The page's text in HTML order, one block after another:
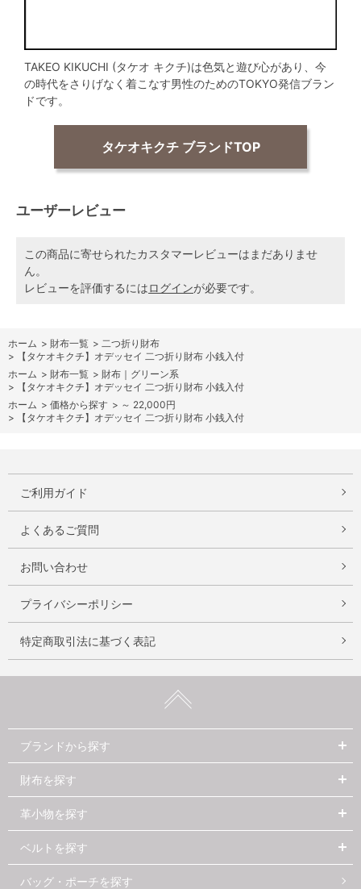
TAKEO KIKUCHI (タケオ キクチ)は色気と遊び心があり、今
の時代をさりげなく着こなす男性のためのTOKYO発信ブラン
ドです。
タケオキクチ ブランドTOP
ユーザーレビュー
この商品に寄せられたカスタマーレビューはまだありませ
ん。
レビューを評価するにはログインが必要です。
ホーム > 財布一覧 > 二つ折り財布
>
【タケオキクチ】オデッセイ 二つ折り財布 小銭入付
ホーム > 財布一覧 > 財布｜グリーン系
>
【タケオキクチ】オデッセイ 二つ折り財布 小銭入付
ホーム > 価格から探す > ～ 22,000円
>
【タケオキクチ】オデッセイ 二つ折り財布 小銭入付
ご利用ガイド
よくあるご質問
お問い合わせ
プライバシーポリシー
特定商取引法に基づく表記
ブランドから探す
財布を探す
革小物を探す
ベルトを探す
バッグ・ポーチを探す